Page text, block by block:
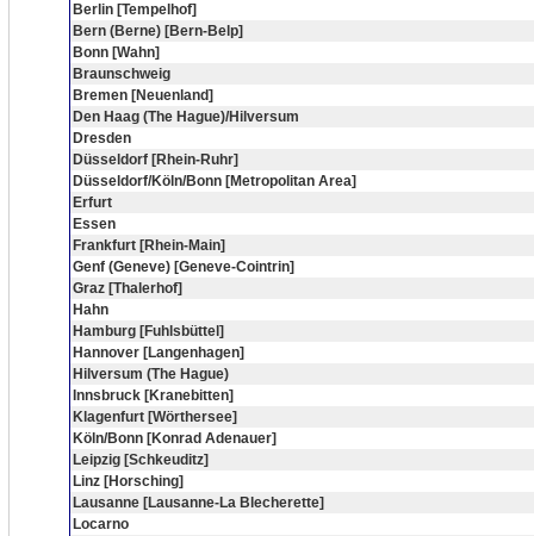
Berlin [Tempelhof]
Bern (Berne) [Bern-Belp]
Bonn [Wahn]
Braunschweig
Bremen [Neuenland]
Den Haag (The Hague)/Hilversum
Dresden
Düsseldorf [Rhein-Ruhr]
Düsseldorf/Köln/Bonn [Metropolitan Area]
Erfurt
Essen
Frankfurt [Rhein-Main]
Genf (Geneve) [Geneve-Cointrin]
Graz [Thalerhof]
Hahn
Hamburg [Fuhlsbüttel]
Hannover [Langenhagen]
Hilversum (The Hague)
Innsbruck [Kranebitten]
Klagenfurt [Wörthersee]
Köln/Bonn [Konrad Adenauer]
Leipzig [Schkeuditz]
Linz [Horsching]
Lausanne [Lausanne-La Blecherette]
Locarno